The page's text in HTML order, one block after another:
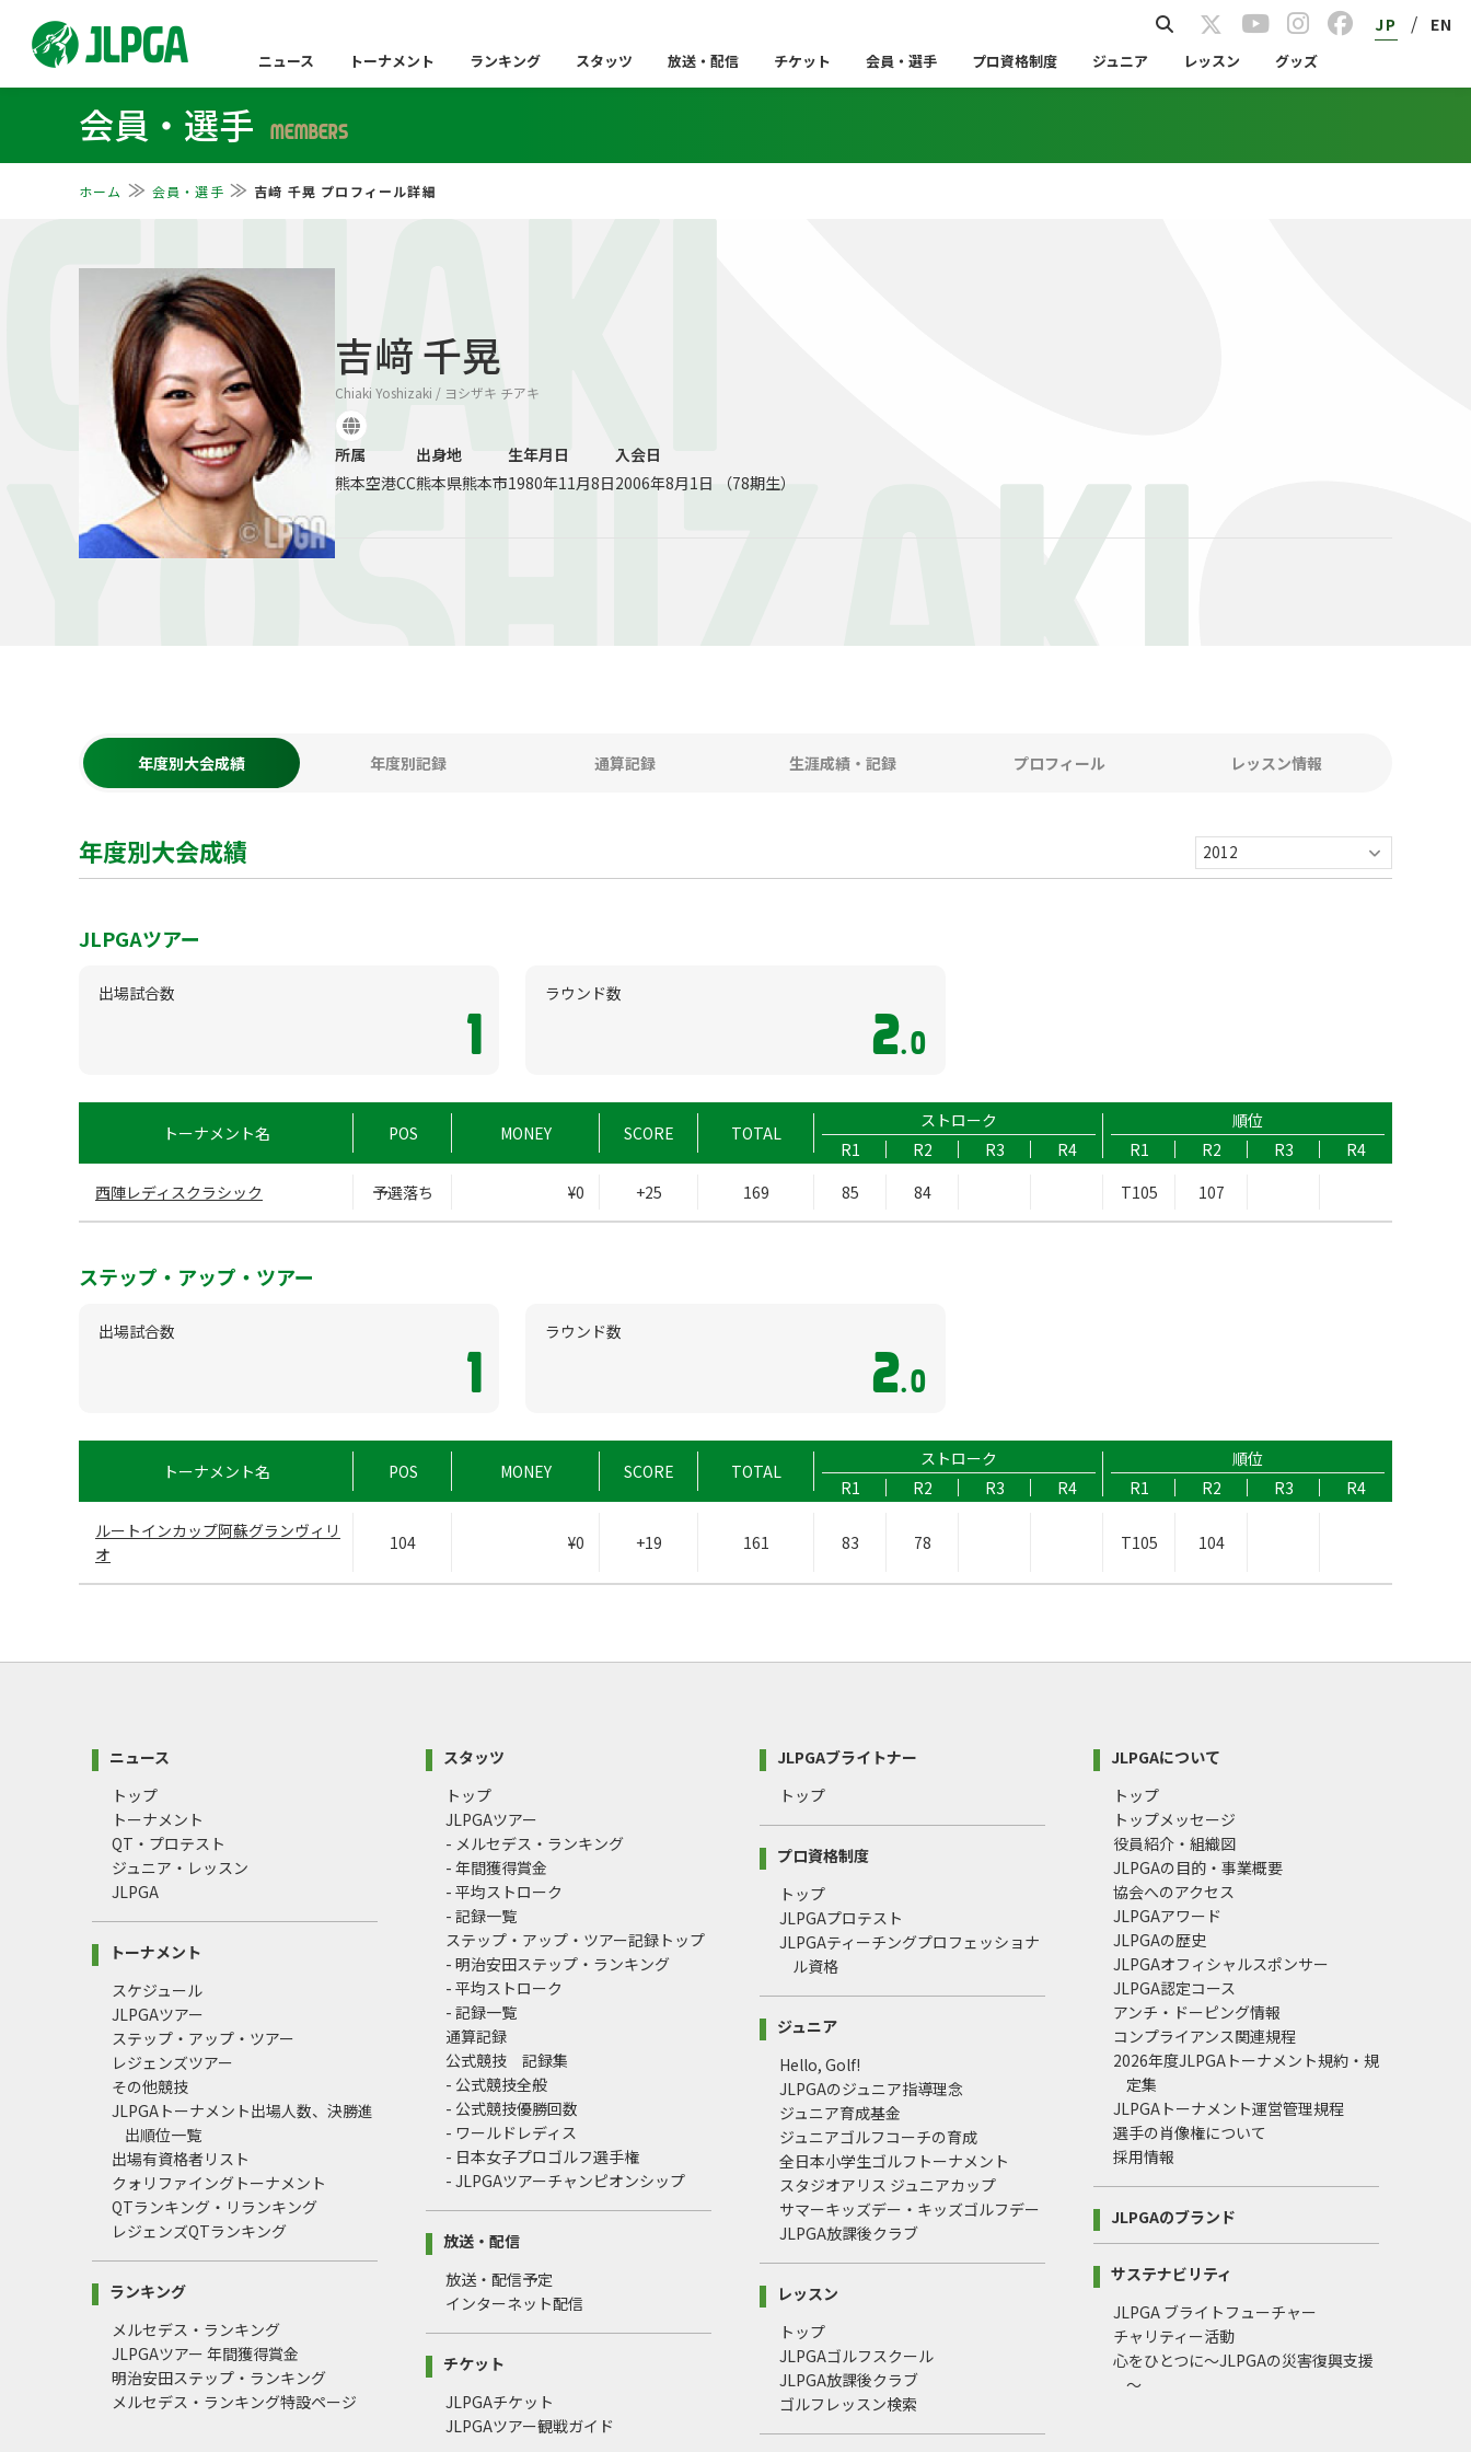
JP / EN
ニュース トーナメント ランキング スタッツ 放送・配信 チケット 会員・選手 プロ資格制度 ジュニア レッスン グッズ
会員・選手 MEMBERS
ホーム 会員・選手 吉﨑 千晃 プロフィール詳細
CHIAKI
YOSHIZAKI
吉﨑 千晃
Chiaki Yoshizaki / ヨシザキ チアキ
所属
熊本空港CC
出身地
熊本県熊本市
生年月日
1980年11月8日
入会日
2006年8月1日 （78期生）
年度別大会成績 年度別記録 通算記録 生涯成績・記録 プロフィール レッスン情報
年度別大会成績
JLPGAツアー
出場試合数
1
ラウンド数
2.0
トーナメント名 POS MONEY SCORE TOTAL
ストローク
順位
R1
R2 R3 R4 R1 R2 R3
R4
西陣レディスクラシック
予選落ち ¥0 +25 169 85 84 T105 107
ステップ・アップ・ツアー
出場試合数
1
ラウンド数
2.0
トーナメント名 POS MONEY SCORE TOTAL
ストローク
順位
R1
R2 R3 R4 R1 R2 R3
R4
ルートインカップ阿蘇グランヴィリ
オ
104 ¥0 +19 161 83 78 T105 104
ニュース
トップ
トーナメント
QT・プロテスト
ジュニア・レッスン
JLPGA
トーナメント
スケジュール
JLPGAツアー
ステップ・アップ・ツアー
レジェンズツアー
その他競技
JLPGAトーナメント出場人数、決勝進
出順位一覧
出場有資格者リスト
クォリファイングトーナメント
QTランキング・リランキング
レジェンズQTランキング
ランキング
メルセデス・ランキング
JLPGAツアー 年間獲得賞金
明治安田ステップ・ランキング
メルセデス・ランキング特設ページ
スタッツ
トップ
JLPGAツアー
- メルセデス・ランキング
- 年間獲得賞金
- 平均ストローク
- 記録一覧
ステップ・アップ・ツアー記録トップ
- 明治安田ステップ・ランキング
- 平均ストローク
- 記録一覧
通算記録
公式競技 記録集
- 公式競技全般
- 公式競技優勝回数
- ワールドレディス
- 日本女子プロゴルフ選手権
- JLPGAツアーチャンピオンシップ
放送・配信
放送・配信予定
インターネット配信
チケット
JLPGAチケット
JLPGAツアー観戦ガイド
JLPGAブライトナー
トップ
プロ資格制度
トップ
JLPGAプロテスト
JLPGAティーチングプロフェッショナ
ル資格
ジュニア
Hello, Golf!
JLPGAのジュニア指導理念
ジュニア育成基金
ジュニアゴルフコーチの育成
全日本小学生ゴルフトーナメント
スタジオアリス ジュニアカップ
サマーキッズデー・キッズゴルフデー
JLPGA放課後クラブ
レッスン
トップ
JLPGAゴルフスクール
JLPGA放課後クラブ
ゴルフレッスン検索
JLPGAについて
トップ
トップメッセージ
役員紹介・組織図
JLPGAの目的・事業概要
協会へのアクセス
JLPGAアワード
JLPGAの歴史
JLPGAオフィシャルスポンサー
JLPGA認定コース
アンチ・ドーピング情報
コンプライアンス関連規程
2026年度JLPGAトーナメント規約・規
定集
JLPGAトーナメント運営管理規程
選手の肖像権について
採用情報
JLPGAのブランド
サステナビリティ
JLPGA ブライトフューチャー
チャリティー活動
心をひとつに～JLPGAの災害復興支援
～